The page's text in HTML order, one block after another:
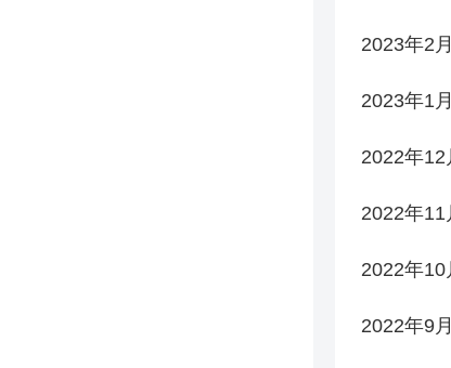
2023年2月
2023年1月
2022年12
2022年11
2022年10
2022年9月